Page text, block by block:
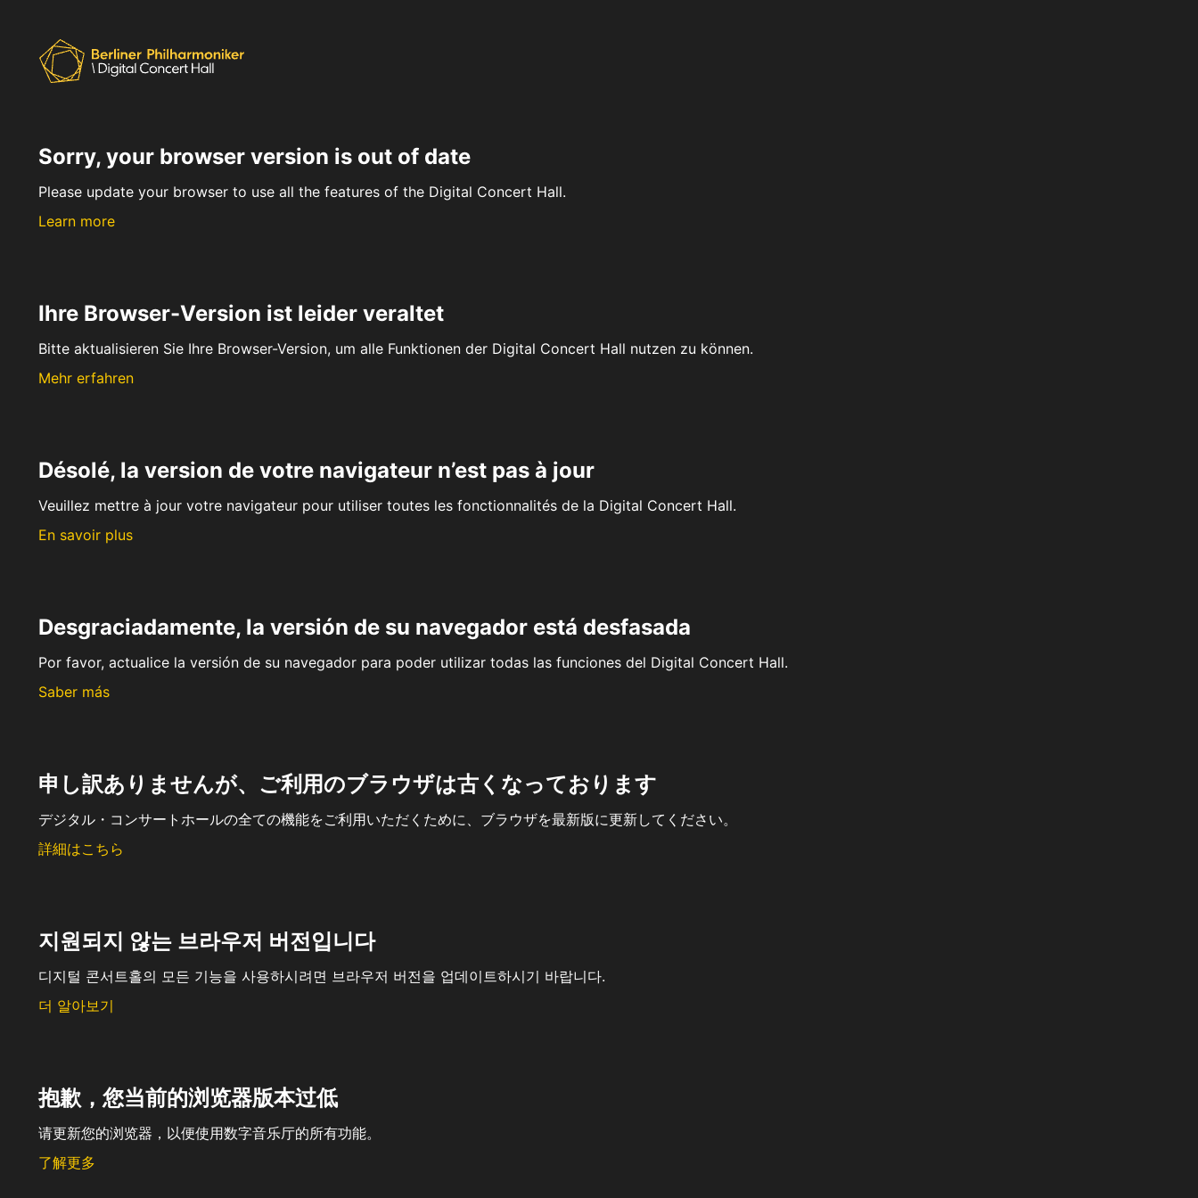
Sorry, your browser version is out of date
Please update your browser to use all the features of the Digital Concert Hall.
Learn more
Ihre Browser-Version ist leider veraltet
Bitte aktualisieren Sie Ihre Browser-Version, um alle Funktionen der Digital Concert Hall nutzen zu können.
Mehr erfahren
Désolé, la version de votre navigateur n’est pas à jour
Veuillez mettre à jour votre navigateur pour utiliser toutes les fonctionnalités de la Digital Concert Hall.
En savoir plus
Desgraciadamente, la versión de su navegador está desfasada
Por favor, actualice la versión de su navegador para poder utilizar todas las funciones del Digital Concert Hall.
Saber más
申し訳ありませんが、ご利用のブラウザは古くなっております
デジタル・コンサートホールの全ての機能をご利用いただくために、ブラウザを最新版に更新してください。
詳細はこちら
지원되지 않는 브라우저 버전입니다
디지털 콘서트홀의 모든 기능을 사용하시려면 브라우저 버전을 업데이트하시기 바랍니다.
더 알아보기
抱歉，您当前的浏览器版本过低
请更新您的浏览器，以便使用数字音乐厅的所有功能。
了解更多